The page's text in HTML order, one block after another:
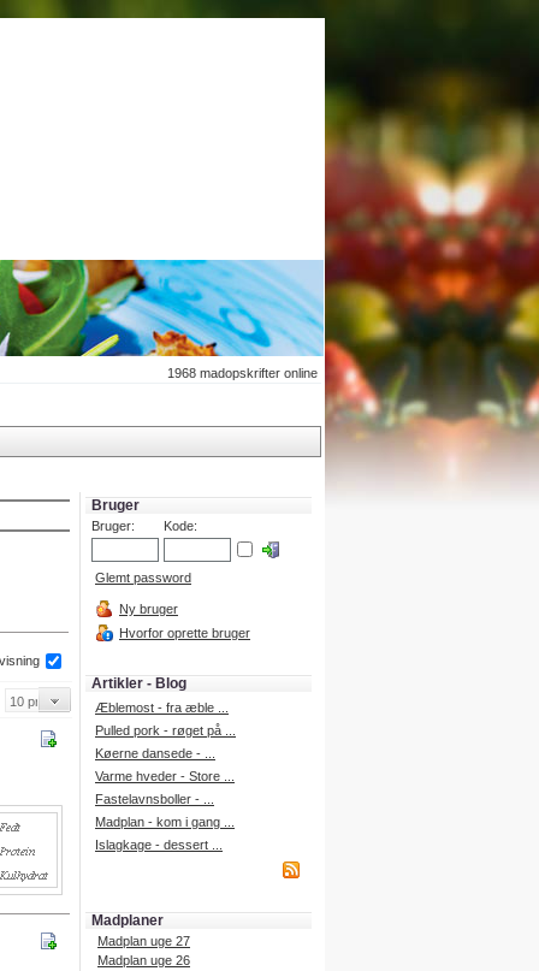
1968 madopskrifter online
Bruger
Bruger: Kode:
Glemt password
Ny bruger
Hvorfor oprette bruger
Artikler - Blog
Æblemost - fra æble ...
Pulled pork - røget på ...
Køerne dansede - ...
Varme hveder - Store ...
Fastelavnsboller - ...
Madplan - kom i gang ...
Islagkage - dessert ...
Madplaner
Madplan uge 27
Madplan uge 26